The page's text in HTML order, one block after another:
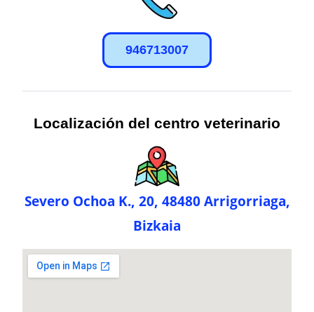
946713007
Localización del centro veterinario
Severo Ochoa K., 20, 48480 Arrigorriaga,
Bizkaia